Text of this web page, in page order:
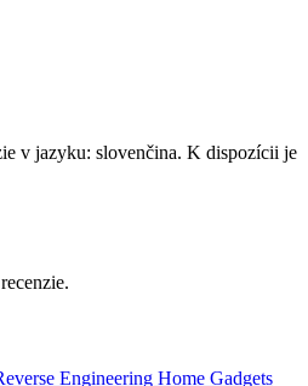
v jazyku: slovenčina. K dispozícii je
Engineering Home Gadgets